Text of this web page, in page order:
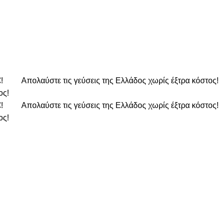
Απολαύστε τις γεύσεις της Ελλάδος χωρίς έξτρα κόστος!
Απολαύστε τις γεύσεις της Ελλάδος χωρίς έξτρα κόστος!